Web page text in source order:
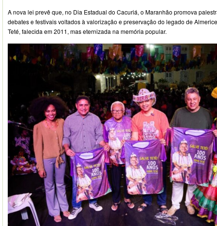
A nova lei prevê que, no Dia Estadual do Cacuriá, o Maranhão promova
debates e festivais voltados à valorização e preservação do legado de
Teté, falecida em 2011, mas eternizada na memória popular.